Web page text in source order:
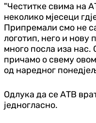
"Честитке свима на
неколико мјесеци
Припремали смо не
логотип, него и нову
много посла иза
причамо о свему
од наредног
Одлука да се АТВ
једногласно.